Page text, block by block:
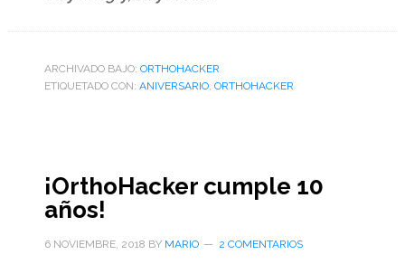
ARCHIVADO BAJO: ORTHOHACKER
ETIQUETADO CON: ANIVERSARIO, ORTHOHACKER
¡OrthoHacker cumple 10
años!
6 NOVIEMBRE, 2018 BY MARIO 2 COMENTARIOS